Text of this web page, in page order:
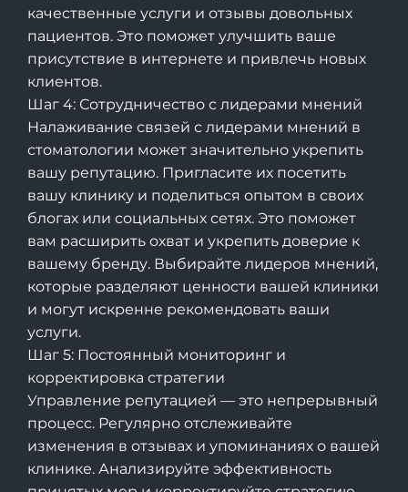
качественные услуги и отзывы довольных
пациентов. Это поможет улучшить ваше
присутствие в интернете и привлечь новых
клиентов.
Шаг 4: Сотрудничество с лидерами мнений
Налаживание связей с лидерами мнений в
стоматологии может значительно укрепить
вашу репутацию. Пригласите их посетить
вашу клинику и поделиться опытом в своих
блогах или социальных сетях. Это поможет
вам расширить охват и укрепить доверие к
вашему бренду. Выбирайте лидеров мнений,
которые разделяют ценности вашей клиники
и могут искренне рекомендовать ваши
услуги.
Шаг 5: Постоянный мониторинг и
корректировка стратегии
Управление репутацией — это непрерывный
процесс. Регулярно отслеживайте
изменения в отзывах и упоминаниях о вашей
клинике. Анализируйте эффективность